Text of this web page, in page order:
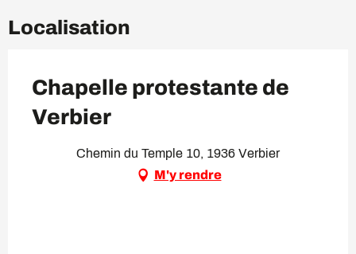
Localisation
Chapelle protestante de
Verbier
Chemin du Temple 10, 1936 Verbier
M'y rendre